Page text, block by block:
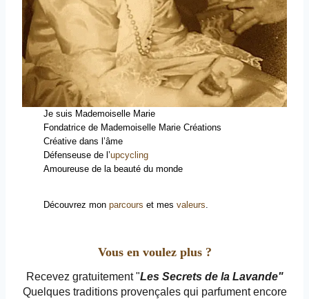
Je suis Mademoiselle Marie
Fondatrice de Mademoiselle Marie Créations
Créative dans l’âme
Défenseuse de l’upcycling
Amoureuse de la beauté du monde
Découvrez mon parcours et mes valeurs.
Vous en voulez plus ?
Recevez gratuitement "Les Secrets de la Lavande"
Quelques traditions provençales qui parfument encore